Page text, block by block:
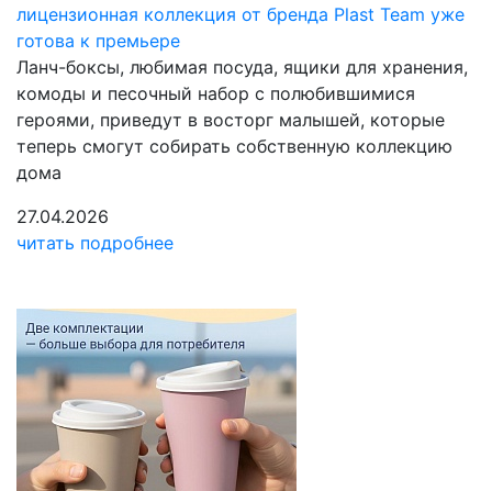
лицензионная коллекция от бренда Plast Team уже
готова к премьере
Ланч-боксы, любимая посуда, ящики для хранения,
комоды и песочный набор с полюбившимися
героями, приведут в восторг малышей, которые
теперь смогут собирать собственную коллекцию
дома
27.04.2026
читать подробнее